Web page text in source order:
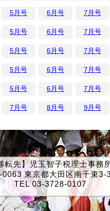
5月号 6月号 7月号
5月号 6月号 7月号
5月号 6月号 7月号
5月号 6月号 7月号
5月号 6月号 7月号
7月号 8月号 9月号
転先】児玉智子税理士事務
東京都大田区南千束3-
TEL 03-3728-0107